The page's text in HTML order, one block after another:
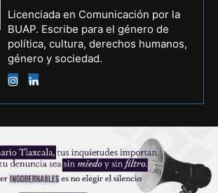
Licenciada en Comunicación por la
BUAP. Escribe para el género de
política, cultura, derechos humanos,
género y sociedad.